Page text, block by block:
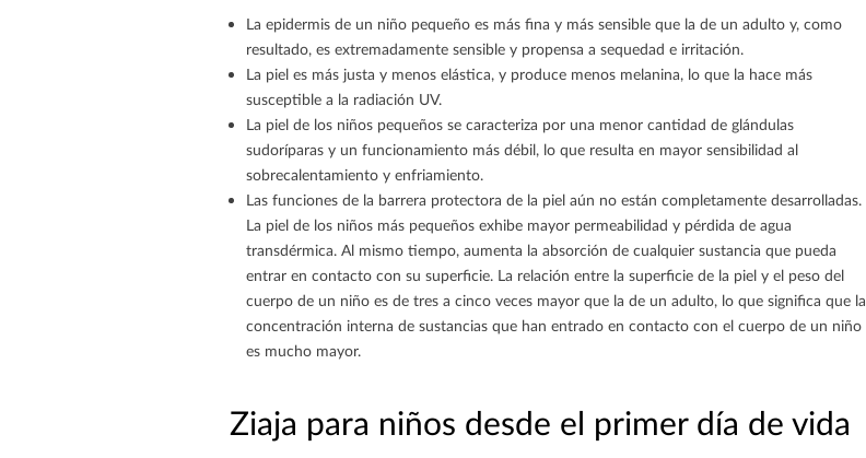
La epidermis de un niño pequeño es más fina y más sensible que la de un adulto y, como
resultado, es extremadamente sensible y propensa a sequedad e irritación.
La piel es más justa y menos elástica, y produce menos melanina, lo que la hace más
susceptible a la radiación UV.
La piel de los niños pequeños se caracteriza por una menor cantidad de glándulas
sudoríparas y un funcionamiento más débil, lo que resulta en mayor sensibilidad al
sobrecalentamiento y enfriamiento.
Las funciones de la barrera protectora de la piel aún no están completamente desarrolladas.
La piel de los niños más pequeños exhibe mayor permeabilidad y pérdida de agua
transdérmica. Al mismo tiempo, aumenta la absorción de cualquier sustancia que pueda
entrar en contacto con su superficie. La relación entre la superficie de la piel y el peso del
cuerpo de un niño es de tres a cinco veces mayor que la de un adulto, lo que significa que la
concentración interna de sustancias que han entrado en contacto con el cuerpo de un niño
es mucho mayor.
Ziaja para niños desde el primer día de vida